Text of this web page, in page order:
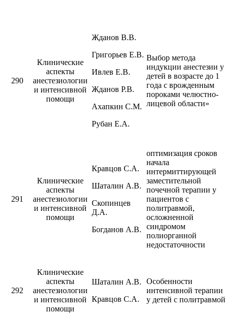
290
Клинические
аспекты
анестезиологии
и интенсивной
помощи
Жданов В.В.
Григорьев Е.В.
Ивлев Е.В.
Жданов Р.В.
Ахапкин С.М.
Рубан Е.А.
Выбор метода
индукции анестезии у
детей в возрасте до 1
года с врожденным
пороками челюстно-
лицевой области»
291
Клинические
аспекты
анестезиологии
и интенсивной
помощи
Кравцов С.А.
Шаталин А.В.
Скопинцев
Д.А.
Богданов А.В.
оптимизация сроков
начала
интермиттирующей
заместительной
почечной терапии у
пациентов с
политравмой,
осложненной
синдромом
полиорганной
недостаточности
292
Клинические
аспекты
анестезиологии
и интенсивной
помощи
Шаталин А.В.
Кравцов С.А.
Особенности
интенсивной терапии
у детей с политравмой